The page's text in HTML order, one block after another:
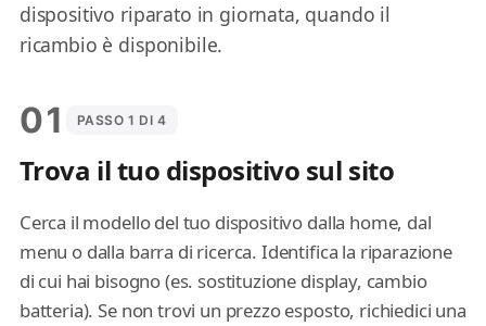
dispositivo riparato in giornata, quando il
ricambio è disponibile.
01 PASSO 1 DI 4
Trova il tuo dispositivo sul sito
Cerca il modello del tuo dispositivo dalla home, dal
menu o dalla barra di ricerca. Identifica la riparazione
di cui hai bisogno (es. sostituzione display, cambio
batteria). Se non trovi un prezzo esposto, richiedici una